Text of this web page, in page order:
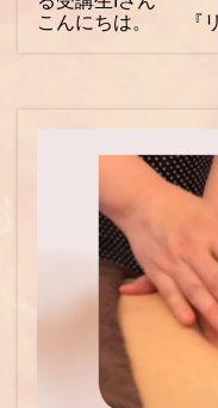
こんにちは。 『リ